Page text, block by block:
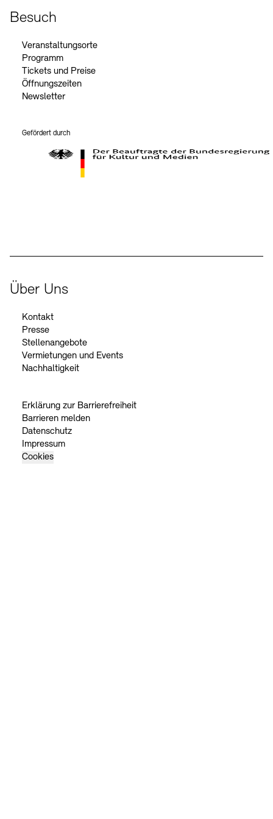
Besuch
Veranstaltungsorte
Programm
Tickets und Preise
Öffnungszeiten
Newsletter
Gefördert durch
Über Uns
Kontakt
Presse
Stellenangebote
Vermietungen und Events
Nachhaltigkeit
Erklärung zur Barrierefreiheit
Barrieren melden
Datenschutz
Impressum
Cookies